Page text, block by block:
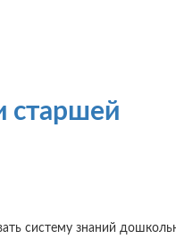
старшей
систему знаний